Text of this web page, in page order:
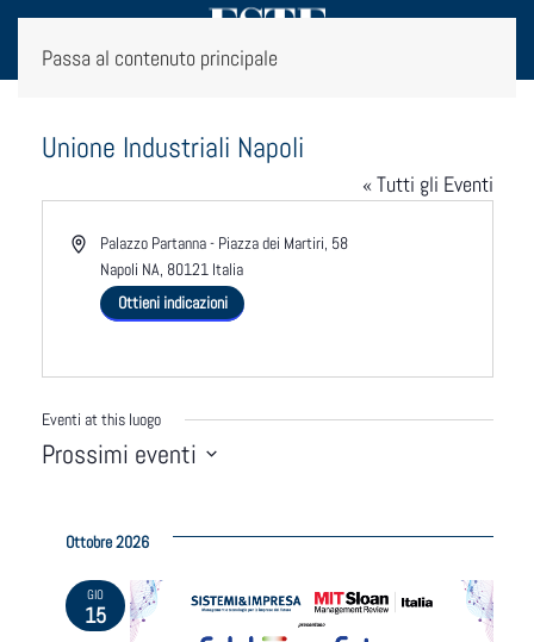
Passa al contenuto principale
Unione Industriali Napoli
« Tutti gli Eventi
IndirizzoPalazzo Partanna - Piazza dei Martiri, 58
Napoli NA, 80121 Italia
Ottieni indicazioni
Eventi at this luogo
Prossimi eventi
data.Ottobre 2026
GIO
15